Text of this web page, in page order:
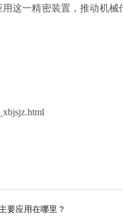
这一精密装置，推动机械
要应用在哪里？